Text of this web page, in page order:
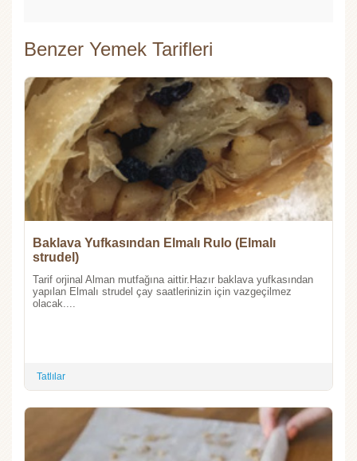
Benzer Yemek Tarifleri
Baklava Yufkasından Elmalı Rulo (Elmalı
strudel)
Tarif orjinal Alman mutfağına aittir.Hazır baklava yufkasından
yapılan Elmalı strudel çay saatlerinizin için vazgeçilmez
olacak....
Tatlılar